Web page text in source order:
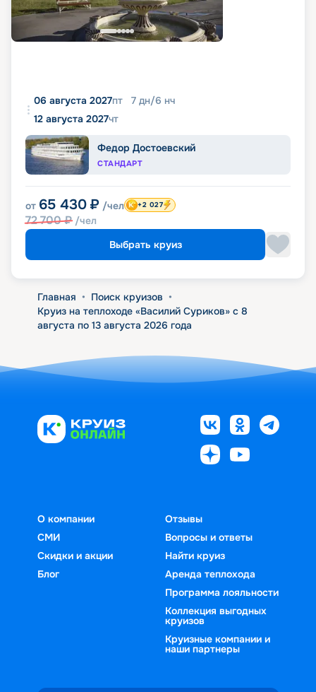
06 августа 2027пт 7 дн/6 нч
12 августа 2027чт
Федор Достоевский
СТАНДАРТ
от 65 430 ₽ /чел
72 700₽ /чел
+2 027
Выбрать круиз
Главная • Поиск круизов •
Круиз на теплоходе «Василий Суриков» с 8
августа по 13 августа 2026 года
О компании
СМИ
Скидки и акции
Блог
Отзывы
Вопросы и ответы
Найти круиз
Аренда теплохода
Программа лояльности
Коллекция выгодных
круизов
Круизные компании и
наши партнеры